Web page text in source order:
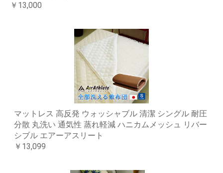
￥13,000
マットレス 高反発 ウォッシャブル 清潔 シングル 耐圧
分散 丸洗い 通気性 蒸れ軽減 ハニカムメッシュ リバー
シブル エアーアスリート
￥13,099